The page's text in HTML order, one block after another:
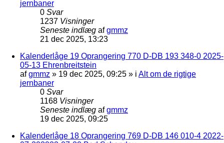
jernbaner
0 Svar
1237 Visninger
Seneste indlæg afgmmz
21 dec 2025, 13:23
Kalenderlåge 19 Oprangering 770 D-DB 193 348-0 2025-
05-13 Ehrenbreitstein
afgmmz » 19 dec 2025, 09:25 » i Alt om de rigtige
jernbaner
0 Svar
1168 Visninger
Seneste indlæg afgmmz
19 dec 2025, 09:25
Kalenderlåge 18 Oprangering 769 D-DB 146 010-4 2022-